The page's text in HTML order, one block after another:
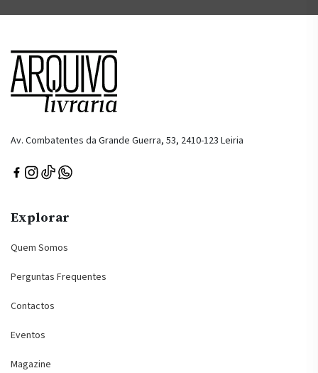
Av. Combatentes da Grande Guerra, 53, 2410-123 Leiria
Explorar
Quem Somos
Perguntas Frequentes
Contactos
Eventos
Magazine